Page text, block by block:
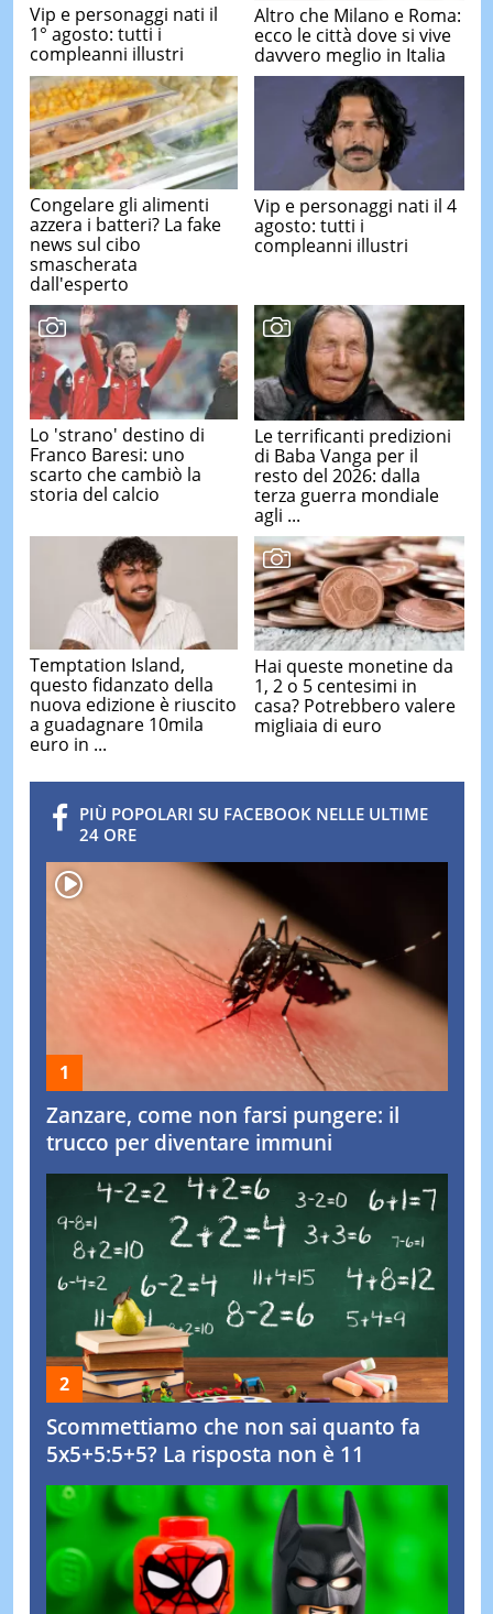
Vip e personaggi nati il
1° agosto: tutti i
compleanni illustri
Altro che Milano e Roma:
ecco le città dove si vive
davvero meglio in Italia
Congelare gli alimenti
azzera i batteri? La fake
news sul cibo
smascherata
dall'esperto
Vip e personaggi nati il 4
agosto: tutti i
compleanni illustri
Lo 'strano' destino di
Franco Baresi: uno
scarto che cambiò la
storia del calcio
Le terrificanti predizioni
di Baba Vanga per il
resto del 2026: dalla
terza guerra mondiale
agli ...
Temptation Island,
questo fidanzato della
nuova edizione è riuscito
a guadagnare 10mila
euro in ...
Hai queste monetine da
1, 2 o 5 centesimi in
casa? Potrebbero valere
migliaia di euro
PIÙ POPOLARI SU FACEBOOK NELLE ULTIME
24 ORE
Zanzare, come non farsi pungere: il
trucco per diventare immuni
Scommettiamo che non sai quanto fa
5x5+5:5+5? La risposta non è 11